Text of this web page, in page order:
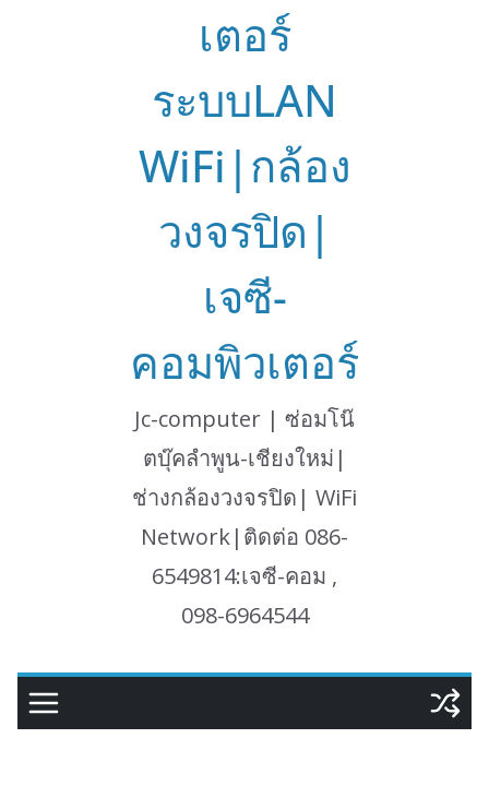
เตอร์
ระบบLAN
WiFi|กล้อง
วงจรปิด|
เจซี-
คอมพิวเตอร์
Jc-computer | ซ่อมโน๊
ตบุ๊คลำพูน-เชียงใหม่|
ช่างกล้องวงจรปิด| WiFi
Network|ติดต่อ 086-
6549814:เจซี-คอม ,
098-6964544